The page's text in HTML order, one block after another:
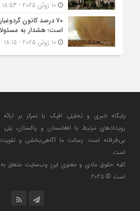
10 ژوئن 2025 - 18:53
۷۰ درصد کانون
است؛ هشدار به
10 ژوئن 2025 - 18:15
پایگاه خبری و تحلیلی افپک با تمرکز بر
رویدادهای مرتبط با افغانستان و پاکستان،
بی‌طرفانه است. رسالت ما آگاهی‌بخشی و
است.
کلیه حقوق مادی و معنوی این وب‌سایت متعلق به
است © 2025.